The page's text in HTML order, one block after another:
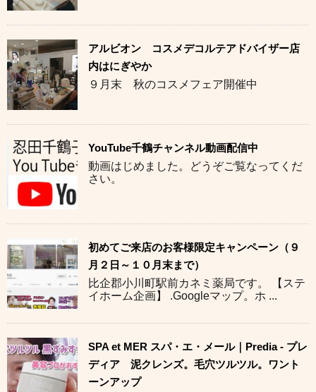
アルビオン コスメデコルテアドバイザー店
内はにぎやか
９月末 秋のコスメフェア開催中
YouTube千鶴チャンネル動画配信中
動画はじめました。どうぞご覧なってくだ
さい。
初めてご来店のお客様限定キャンペーン（９
月２日～１０月末まで）
比企郡小川町駅前カネミ薬局です。 【ステ
イホーム企画】 .Googleマップ。ホ ...
SPA et MER スパ・エ・メール｜Predia - プレ
ディア 泥クレンズ。毛穴ツルツル。ワント
ーンアップ